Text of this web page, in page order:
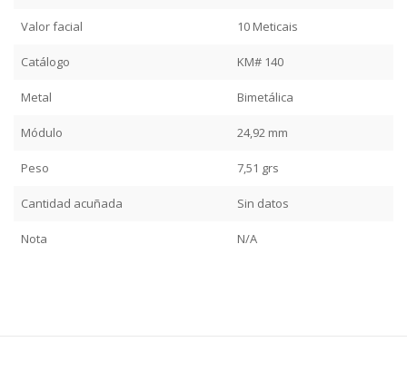
Valor facial 10 Meticais
Catálogo KM# 140
Metal Bimetálica
Módulo 24,92 mm
Peso 7,51 grs
Cantidad acuñada Sin datos
Nota N/A